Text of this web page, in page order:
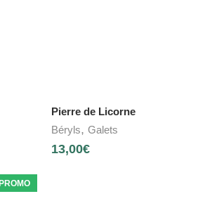
Pierre de Licorne
Béryls, Galets
13,00€